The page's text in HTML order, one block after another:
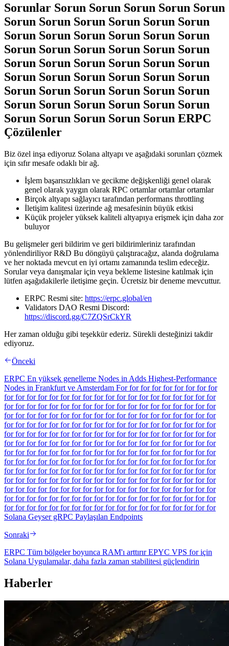
Sorunlar Sorun Sorun Sorun Sorun Sorun
Sorun Sorun Sorun Sorun Sorun Sorun
Sorun Sorun Sorun Sorun Sorun Sorun
Sorun Sorun Sorun Sorun Sorun Sorun
Sorun Sorun Sorun Sorun Sorun Sorun
Sorun Sorun Sorun Sorun Sorun Sorun
Sorun Sorun Sorun Sorun Sorun Sorun
Sorun Sorun Sorun Sorun Sorun Sorun
Sorun Sorun Sorun Sorun Sorun ERPC
Çözülenler
Biz özel inşa ediyoruz Solana altyapı ve aşağıdaki sorunları çözmek
için sıfır mesafe odaklı bir ağ.
İşlem başarısızlıkları ve gecikme değişkenliği genel olarak
genel olarak yaygın olarak RPC ortamlar ortamlar ortamlar
Birçok altyapı sağlayıcı tarafından performans throttling
İletişim kalitesi üzerinde ağ mesafesinin büyük etkisi
Küçük projeler yüksek kaliteli altyapıya erişmek için daha zor
buluyor
Bu gelişmeler geri bildirim ve geri bildirimleriniz tarafından
yönlendiriliyor R&D Bu döngüyü çalıştıracağız, alanda doğrulama
ve her noktada mevcut en iyi ortamı zamanında teslim edeceğiz.
Sorular veya danışmalar için veya bekleme listesine katılmak için
lütfen aşağıdakilerle iletişime geçin. Ücretsiz bir deneme mevcuttur.
ERPC Resmi site: https://erpc.global/en
Validators DAO Resmi Discord:
https://discord.gg/C7ZQSrCkYR
Her zaman olduğu gibi teşekkür ederiz. Sürekli desteğinizi takdir
ediyoruz.
Önceki
ERPC En yüksek genelleme Nodes in Adds Highest-Performance
Nodes in Frankfurt ve Amsterdam For for for for for for for for for
for for for for for for for for for for for for for for for for for for for
for for for for for for for for for for for for for for for for for for for
for for for for for for for for for for for for for for for for for for for
for for for for for for for for for for for for for for for for for for for
for for for for for for for for for for for for for for for for for for for
for for for for for for for for for for for for for for for for for for for
for for for for for for for for for for for for for for for for for for for
for for for for for for for for for for for for for for for for for for for
for for for for for for for for for for for for for for for for for for for
for for for for for for for for for for for for for for for for for for for
for for for for for for for for for for for for for for for for for for for
for for for for for for for for for for for for for for for for for for for
for for for for for for for for for for for for for for for for for for for
Solana Geyser gRPC Paylaşılan Endpoints
Sonraki
ERPC Tüm bölgeler boyunca RAM'ı arttırır EPYC VPS for için
Solana Uygulamalar, daha fazla zaman stabilitesi güçlendirin
Haberler